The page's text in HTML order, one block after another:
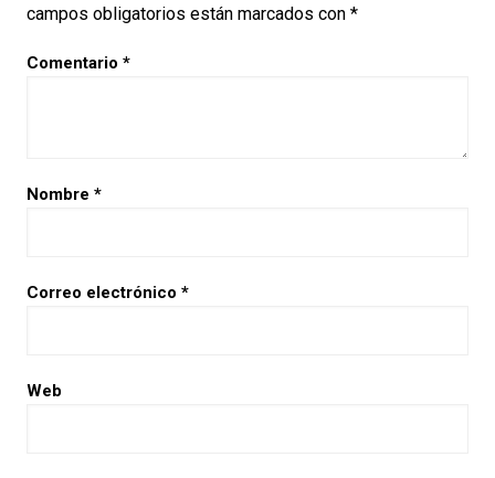
campos obligatorios están marcados con *
Comentario *
Nombre *
Correo electrónico *
Web